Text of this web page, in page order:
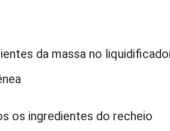
da massa no
os ingredientes do recheio